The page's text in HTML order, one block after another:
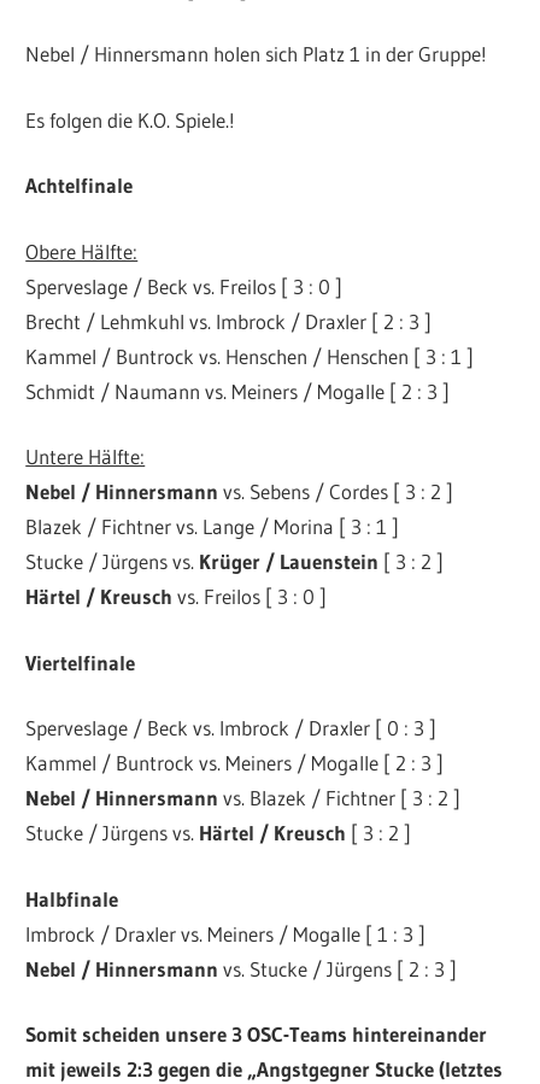
Nebel / Hinnersmann holen sich Platz 1 in der Gruppe!
Es folgen die K.O. Spiele.!
Achtelfinale
Obere Hälfte:
Sperveslage / Beck vs. Freilos [ 3 : 0 ]
Brecht / Lehmkuhl vs. Imbrock / Draxler [ 2 : 3 ]
Kammel / Buntrock vs. Henschen / Henschen [ 3 : 1 ]
Schmidt / Naumann vs. Meiners / Mogalle [ 2 : 3 ]
Untere Hälfte:
Nebel / Hinnersmann vs. Sebens / Cordes [ 3 : 2 ]
Blazek / Fichtner vs. Lange / Morina [ 3 : 1 ]
Stucke / Jürgens vs. Krüger / Lauenstein [ 3 : 2 ]
Härtel / Kreusch vs. Freilos [ 3 : 0 ]
Viertelfinale
Sperveslage / Beck vs. Imbrock / Draxler [ 0 : 3 ]
Kammel / Buntrock vs. Meiners / Mogalle [ 2 : 3 ]
Nebel / Hinnersmann vs. Blazek / Fichtner [ 3 : 2 ]
Stucke / Jürgens vs. Härtel / Kreusch [ 3 : 2 ]
Halbfinale
Imbrock / Draxler vs. Meiners / Mogalle [ 1 : 3 ]
Nebel / Hinnersmann vs. Stucke / Jürgens [ 2 : 3 ]
Somit scheiden unsere 3 OSC-Teams hintereinander
mit jeweils 2:3 gegen die „Angstgegner Stucke (letztes